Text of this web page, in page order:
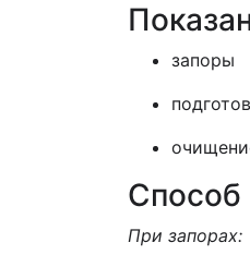
запоры
Способ
При запорах: